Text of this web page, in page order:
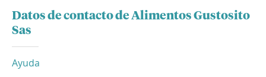
Datos de contacto de Alimentos Gustosito
Sas
Ayuda